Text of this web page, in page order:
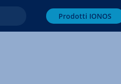
Prodotti IONOS